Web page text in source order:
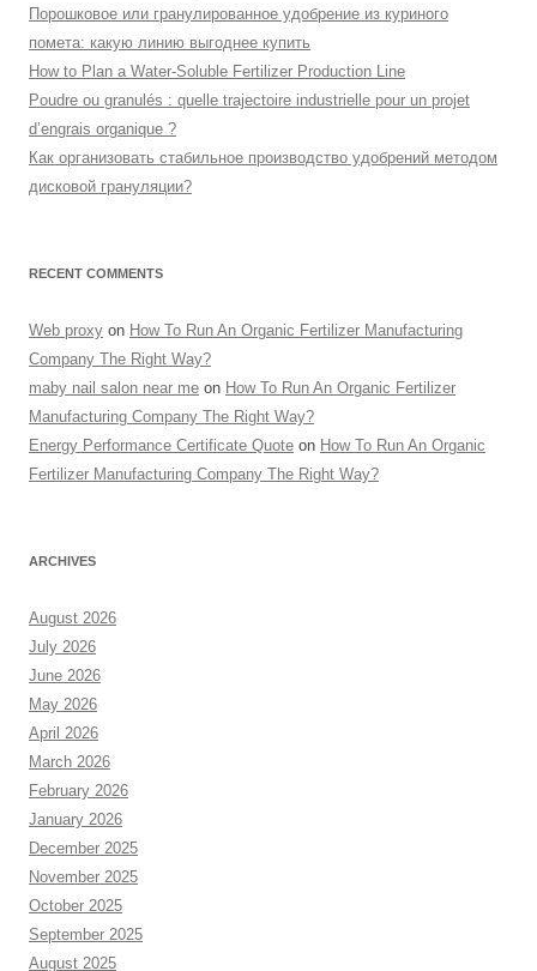
Порошковое или гранулированное удобрение из куриного
помета: какую линию выгоднее купить
How to Plan a Water-Soluble Fertilizer Production Line
Poudre ou granulés : quelle trajectoire industrielle pour un projet
d’engrais organique ?
Как организовать стабильное производство удобрений методом
дисковой грануляции?
RECENT COMMENTS
Web proxy on How To Run An Organic Fertilizer Manufacturing
Company The Right Way?
maby nail salon near me on How To Run An Organic Fertilizer
Manufacturing Company The Right Way?
Energy Performance Certificate Quote on How To Run An Organic
Fertilizer Manufacturing Company The Right Way?
ARCHIVES
August 2026
July 2026
June 2026
May 2026
April 2026
March 2026
February 2026
January 2026
December 2025
November 2025
October 2025
September 2025
August 2025